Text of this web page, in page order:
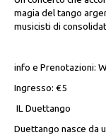
magia del tango
musicisti di
info e Prenotazioni:
Ingresso: €5
IL Duettango
Duettango nasce da